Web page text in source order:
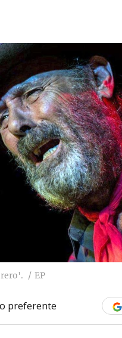
EP
preferente